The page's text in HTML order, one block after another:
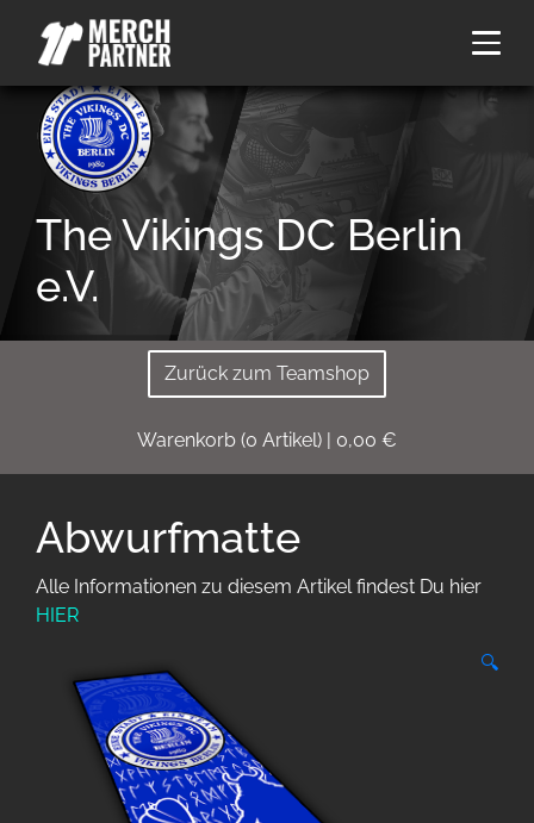
The Vikings DC Berlin
e.V.
Zurück zum Teamshop
Warenkorb (0 Artikel) | 0,00 €
Abwurfmatte
Alle Informationen zu diesem Artikel findest Du hier
HIER
🔍